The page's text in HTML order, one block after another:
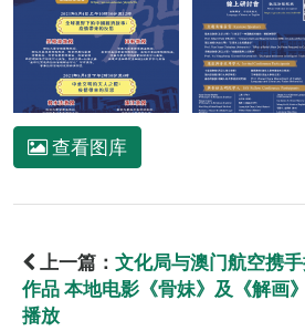
查看图库
上一篇： 文化局与澳门航空携
作品 本地电影《骨妹》及《解画
播放